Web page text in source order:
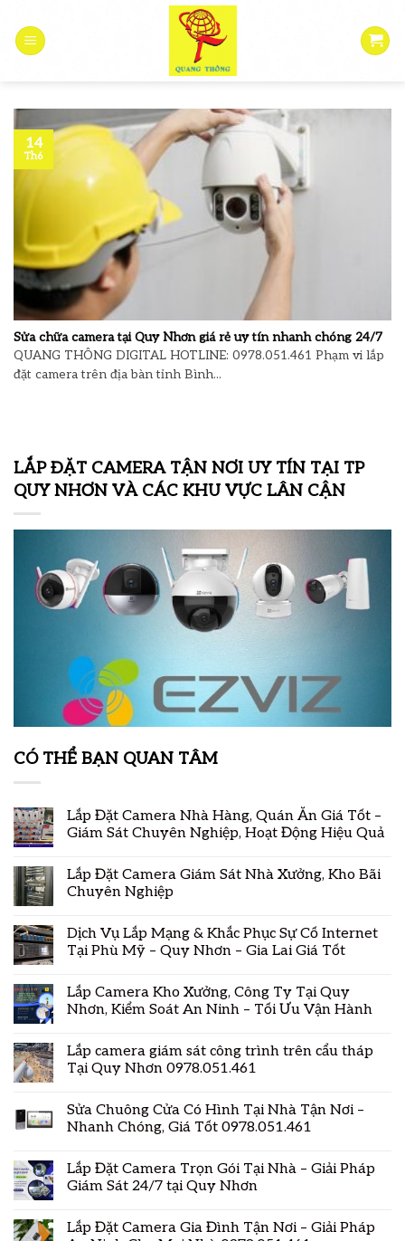
content
Sửa chữa camera tại Quy Nhơn giá rẻ uy tín nhanh chóng 24/7
QUANG THÔNG DIGITAL HOTLINE: 0978.051.461 Phạm vi lắp
đặt camera trên địa bàn tỉnh Bình...
14
Th6
LẮP ĐẶT CAMERA TẬN NƠI UY TÍN TẠI TP
QUY NHƠN VÀ CÁC KHU VỰC LÂN CẬN
CÓ THỂ BẠN QUAN TÂM
Lắp Đặt Camera Nhà Hàng, Quán Ăn Giá Tốt –
Giám Sát Chuyên Nghiệp, Hoạt Động Hiệu Quả
Lắp Đặt Camera Giám Sát Nhà Xưởng, Kho Bãi
Chuyên Nghiệp
Dịch Vụ Lắp Mạng & Khắc Phục Sự Cố Internet
Tại Phù Mỹ – Quy Nhơn – Gia Lai Giá Tốt
Lắp Camera Kho Xưởng, Công Ty Tại Quy
Nhơn, Kiểm Soát An Ninh – Tối Ưu Vận Hành
Lắp camera giám sát công trình trên cẩu tháp
Tại Quy Nhơn 0978.051.461
Sửa Chuông Cửa Có Hình Tại Nhà Tận Nơi –
Nhanh Chóng, Giá Tốt 0978.051.461
Lắp Đặt Camera Trọn Gói Tại Nhà – Giải Pháp
Giám Sát 24/7 tại Quy Nhơn
Lắp Đặt Camera Gia Đình Tận Nơi – Giải Pháp